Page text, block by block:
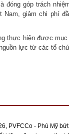
đóng góp trách
giảm chi phí
thực hiện được
lực từ các tổ
PVFCCo - Phú Mỹ